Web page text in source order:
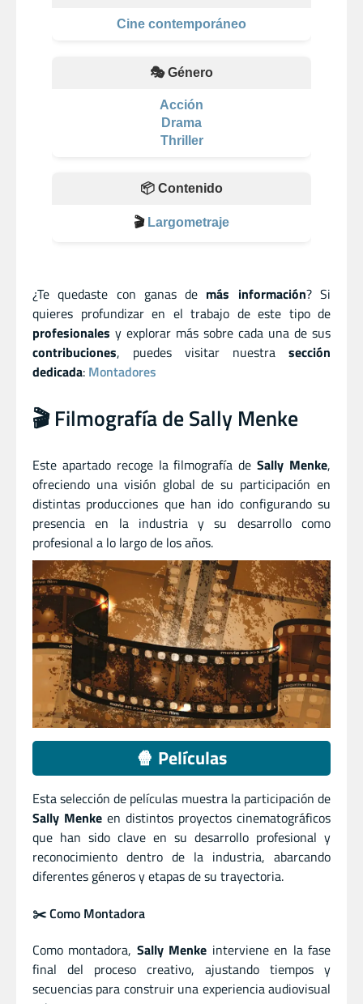
Cine contemporáneo
🎭 Género
Acción
Drama
Thriller
📦 Contenido
🎬 Largometraje
¿Te quedaste con ganas de más información? Si
quieres profundizar en el trabajo de este tipo de
profesionales y explorar más sobre cada una de sus
contribuciones, puedes visitar nuestra sección
dedicada: Montadores
🎬 Filmografía de Sally Menke
Este apartado recoge la filmografía deSally Menke,
ofreciendo una visión global de su participación en
distintas producciones que han ido configurando su
presencia en la industria y su desarrollo como
profesional a lo largo de los años.
🍿 Películas
Esta selección de películas muestra la participación de
Sally Menke en distintos proyectos cinematográficos
que han sido clave en su desarrollo profesional y
reconocimiento dentro de la industria, abarcando
diferentes géneros y etapas de su trayectoria.
✂️ Como Montadora
Como montadora, Sally Menke interviene en la fase
final del proceso creativo, ajustando tiempos y
secuencias para construir una experiencia audiovisual